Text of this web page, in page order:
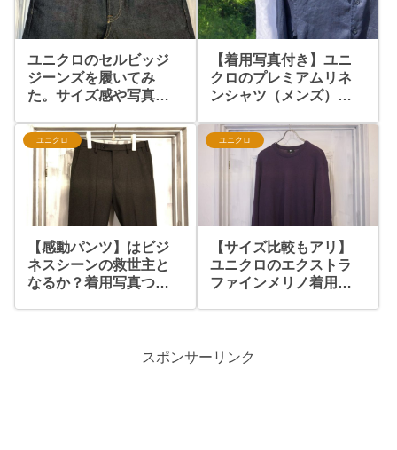
ユニクロのセルビッジ
ジーンズを履いてみ
た。サイズ感や写真を
【着用写真付き】ユニ
クロのプレミアムリネ
ンシャツ（メンズ）レ
ユニクロ
【感動パンツ】はビジ
ネスシーンの救世主と
なるか？着用写真つき
ユニクロ
【サイズ比較もアリ】
ユニクロのエクストラ
ファインメリノ着用レ
スポンサーリンク